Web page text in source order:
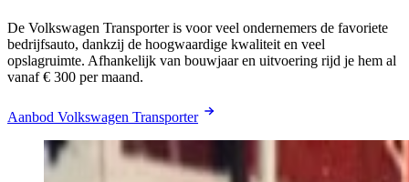
De Volkswagen Transporter is voor veel ondernemers de favoriete
bedrijfsauto, dankzij de hoogwaardige kwaliteit en veel
opslagruimte. Afhankelijk van bouwjaar en uitvoering rijd je hem al
vanaf € 300 per maand.
Aanbod Volkswagen Transporter